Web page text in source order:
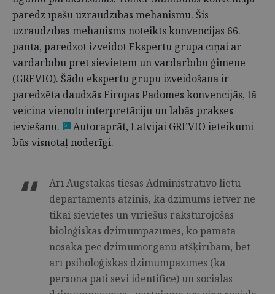
paredz īpašu uzraudzības mehānismu. Šis
uzraudzības mehānisms noteikts konvencijas 66.
pantā, paredzot izveidot Ekspertu grupa cīņai ar
vardarbību pret sievietēm un vardarbību ģimenē
(GREVIO). Šādu ekspertu grupu izveidošana ir
paredzēta daudzās Eiropas Padomes konvencijās, tā
veicina vienoto interpretāciju un labās prakses
ieviešanu.
5
Autoraprāt, Latvijai GREVIO ieteikumi
būs visnotaļ noderīgi.
Arī Augstākās tiesas Administratīvo lietu
departaments atzinis, ka dzimums ietver ne
tikai sievietes un vīriešus raksturojošās
bioloģiskās dzimumpazīmes, ko pamatā
nosaka pēc dzimumorgānu atšķirībām, bet
arī psiholoģiskās dzimumpazīmes (kā
persona pati sevi identificē) un sociālās